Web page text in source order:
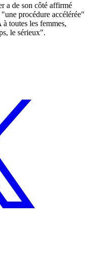
a de son côté affirmé
procédure accélérée"
toutes les femmes,
le sérieux".